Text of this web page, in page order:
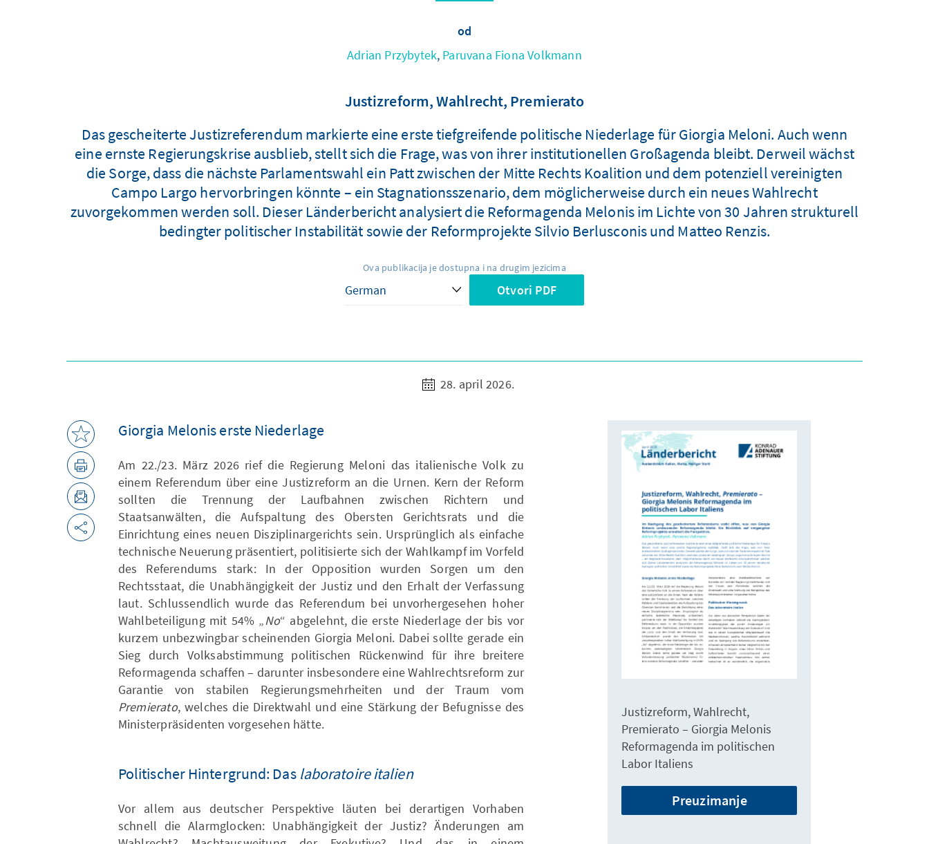
od
Adrian Przybytek, Paruvana Fiona Volkmann
Justizreform, Wahlrecht, Premierato
Das gescheiterte Justizreferendum markierte eine erste tiefgreifende politische Niederlage für Giorgia Meloni. Auch wenn
eine ernste Regierungskrise ausblieb, stellt sich die Frage, was von ihrer institutionellen Großagenda bleibt. Derweil wächst
die Sorge, dass die nächste Parlamentswahl ein Patt zwischen der Mitte Rechts Koalition und dem potenziell vereinigten
Campo Largo hervorbringen könnte – ein Stagnationsszenario, dem möglicherweise durch ein neues Wahlrecht
zuvorgekommen werden soll. Dieser Länderbericht analysiert die Reformagenda Melonis im Lichte von 30 Jahren strukturell
bedingter politischer Instabilität sowie der Reformprojekte Silvio Berlusconis und Matteo Renzis.
Ova publikacija je dostupna i na drugim jezicima
Otvori PDF
28. april 2026.
Giorgia Melonis erste Niederlage
Am 22./23. März 2026 rief die Regierung Meloni das italienische Volk zu
einem Referendum über eine Justizreform an die Urnen. Kern der Reform
sollten die Trennung der Laufbahnen zwischen Richtern und
Staatsanwälten, die Aufspaltung des Obersten Gerichtsrats und die
Einrichtung eines neuen Disziplinargerichts sein. Ursprünglich als einfache
technische Neuerung präsentiert, politisierte sich der Wahlkampf im Vorfeld
des Referendums stark: In der Opposition wurden Sorgen um den
Rechtsstaat, die Unabhängigkeit der Justiz und den Erhalt der Verfassung
laut. Schlussendlich wurde das Referendum bei unvorhergesehen hoher
Wahlbeteiligung mit 54% „No“ abgelehnt, die erste Niederlage der bis vor
kurzem unbezwingbar scheinenden Giorgia Meloni. Dabei sollte gerade ein
Sieg durch Volksabstimmung politischen Rückenwind für ihre breitere
Reformagenda schaffen – darunter insbesondere eine Wahlrechtsreform zur
Garantie von stabilen Regierungsmehrheiten und der Traum vom
Premierato, welches die Direktwahl und eine Stärkung der Befugnisse des
Ministerpräsidenten vorgesehen hätte.
Politischer Hintergrund: Das laboratoire italien
Vor allem aus deutscher Perspektive läuten bei derartigen Vorhaben
schnell die Alarmglocken: Unabhängigkeit der Justiz? Änderungen am
Justizreform, Wahlrecht,
Premierato – Giorgia Melonis
Reformagenda im politischen
Labor Italiens
Preuzimanje